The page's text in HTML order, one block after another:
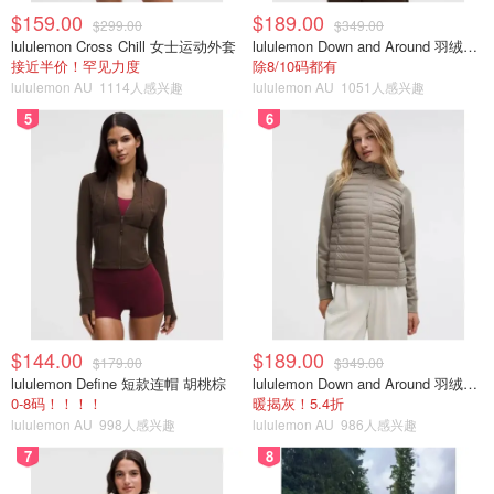
$159.00 $299.00
lululemon Cross Chill 女士运动外套
接近半价！罕见力度
lululemon AU 1114人感兴趣
$189.00 $349.00
lululemon Down and Around 羽绒夹克
除8/10码都有
lululemon AU 1051人感兴趣
5
$144.00 $179.00
lululemon Define 短款连帽 胡桃棕
0-8码！！！！
lululemon AU 998人感兴趣
6
$189.00 $349.00
lululemon Down and Around 羽绒夹克
暖揭灰！5.4折
lululemon AU 986人感兴趣
7 8